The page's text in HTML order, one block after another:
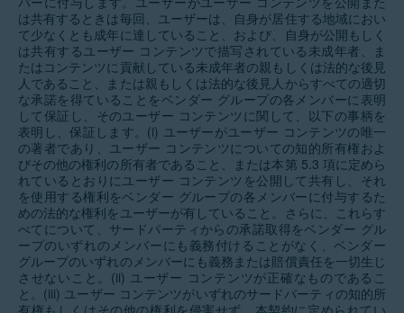
は共有するときは毎回、ユーザーは、自身が居住する地域におい
て少なくとも成年に達していること、および、自身が公開もしく
は共有するユーザー コンテンツで描写されている未成年者、ま
たはコンテンツに貢献している未成年者の親もしくは法的な後見
人であること、または親もしくは法的な後見人からすべての適切
な承諾を得ていることをベンダー グループの各メンバーに表明
して保証し、そのユーザー コンテンツに関して、以下の事柄を
表明し、保証します。(i) ユーザーがユーザー コンテンツの唯一
の著者であり、ユーザー コンテンツについての知的所有権およ
びその他の権利の所有者であること、または本第 5.3 項に定めら
れているとおりにユーザー コンテンツを公開して共有し、それ
を使用する権利をベンダー グループの各メンバーに付与するた
めの法的な権利をユーザーが有していること。さらに、これらす
べてについて、サードパーティからの承諾取得をベンダー グル
ープのいずれのメンバーにも義務付けることがなく、ベンダー
グループのいずれのメンバーにも義務または賠償責任を一切生じ
させないこと。(ii) ユーザー コンテンツが正確なものであるこ
と。(iii) ユーザー コンテンツがいずれのサードパーティの知的所
有権もしくはその他の権利を侵害せず、本契約に定められてい